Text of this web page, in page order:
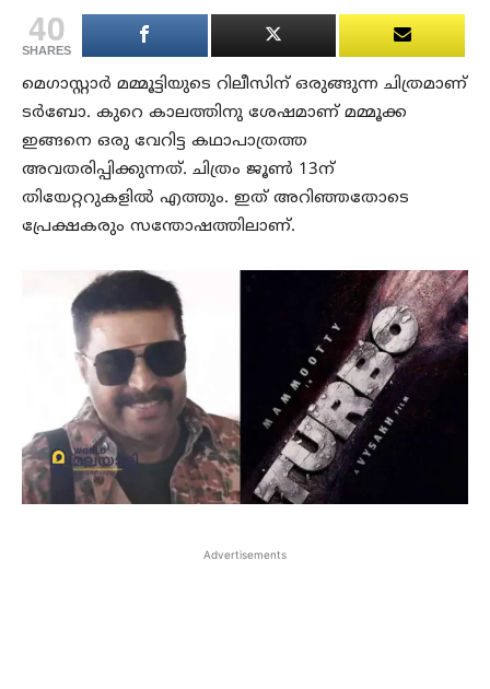
40
SHARES
മെഗാസ്റ്റാര്‍ മമ്മൂട്ടിയുടെ റിലീസിന് ഒരുങ്ങുന്ന ചിത്രമാണ്
ടര്‍ബോ. കുറെ കാലത്തിനു ശേഷമാണ് മമ്മൂക്ക
ഇങ്ങനെ ഒരു വേറിട്ട കഥാപാത്രത്ത
അവതരിപ്പിക്കുന്നത്. ചിത്രം ജൂണ്‍ 13ന്
തിയേറ്ററുകളില്‍ എത്തും. ഇത് അറിഞ്ഞതോടെ
പ്രേക്ഷകരും സന്തോഷത്തിലാണ്.
Advertisements